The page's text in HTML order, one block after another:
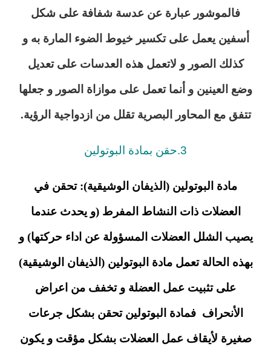
فالموشور عبارة عن عدسة شفافة على شكل
أسفين يعمل على تكسير خيوط الضوء المارة به و
كذلك الصور و لاتعمل هذه العدسات على تعديل
وضع العينين و أنما تعمل على موازاة الصور و جعلها
تتفق مع المحاور البصرية تقلل من ازدواجية الرؤية.
3.حقن بمادة البوتولين
مادة البوتولين (الذيفان الوشيقية): تحقن في
العضلات ذات النشاط المفرط (و يحدث عندما
يصيب الشلل العضلات المسؤولة عن اداء حركتها) و
بهذه الحالة تعمل مادة البوتولين (الذيفان الوشيقية)
على تثبيت عمل العضلة و تخفف من اعراض
الأنحراف فمادة البوتولين تحقن بشكل جرعات
صغيرة لأيقاف عمل العضلات بشكل مؤقت و يكون